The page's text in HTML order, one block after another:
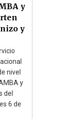
y
y
nivel
y
del
6 de